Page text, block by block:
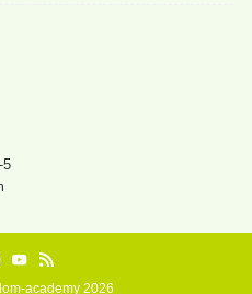
5
academy 2026